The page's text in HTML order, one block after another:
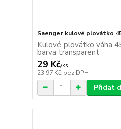
Saenger kulové plovátko
Kulové plovátko váha
barva transparent
29 Kč/ks
23,97 Kč bez DPH
Přidat